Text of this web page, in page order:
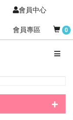
會員中心
會員專區 0
+